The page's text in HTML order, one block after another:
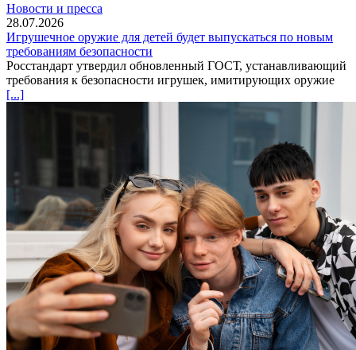
Новости и пресса
28.07.2026
Игрушечное оружие для детей будет выпускаться по новым
требованиям безопасности
Росстандарт утвердил обновленный ГОСТ, устанавливающий
требования к безопасности игрушек, имитирующих оружие
[...]